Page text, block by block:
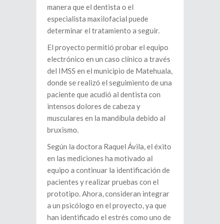
manera que el dentista o el
especialista maxilofacial puede
determinar el tratamiento a seguir.
El proyecto permitió probar el equipo
electrónico en un caso clínico a través
del IMSS en el municipio de Matehuala,
donde se realizó el seguimiento de una
paciente que acudió al dentista con
intensos dolores de cabeza y
musculares en la mandíbula debido al
bruxismo.
Según la doctora Raquel Ávila, el éxito
en las mediciones ha motivado al
equipo a continuar la identificación de
pacientes y realizar pruebas con el
prototipo. Ahora, consideran integrar
a un psicólogo en el proyecto, ya que
han identificado el estrés como uno de